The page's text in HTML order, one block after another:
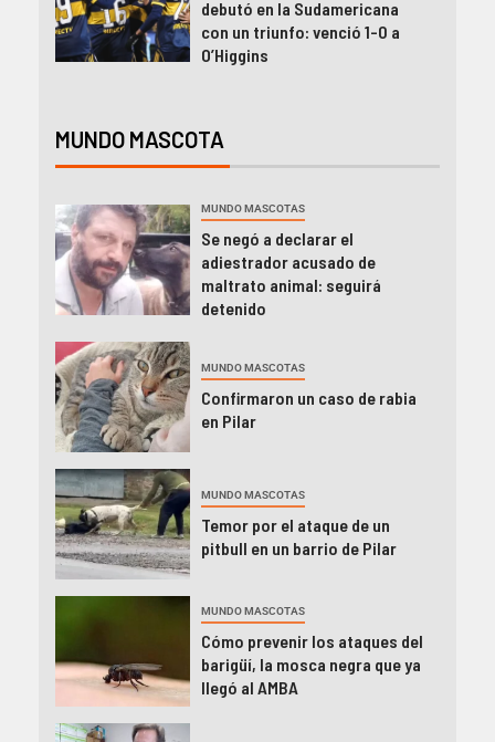
debutó en la Sudamericana
con un triunfo: venció 1-0 a
O’Higgins
MUNDO MASCOTA
MUNDO MASCOTAS
Se negó a declarar el
adiestrador acusado de
maltrato animal: seguirá
detenido
MUNDO MASCOTAS
Confirmaron un caso de rabia
en Pilar
MUNDO MASCOTAS
Temor por el ataque de un
pitbull en un barrio de Pilar
MUNDO MASCOTAS
Cómo prevenir los ataques del
barigüí, la mosca negra que ya
llegó al AMBA